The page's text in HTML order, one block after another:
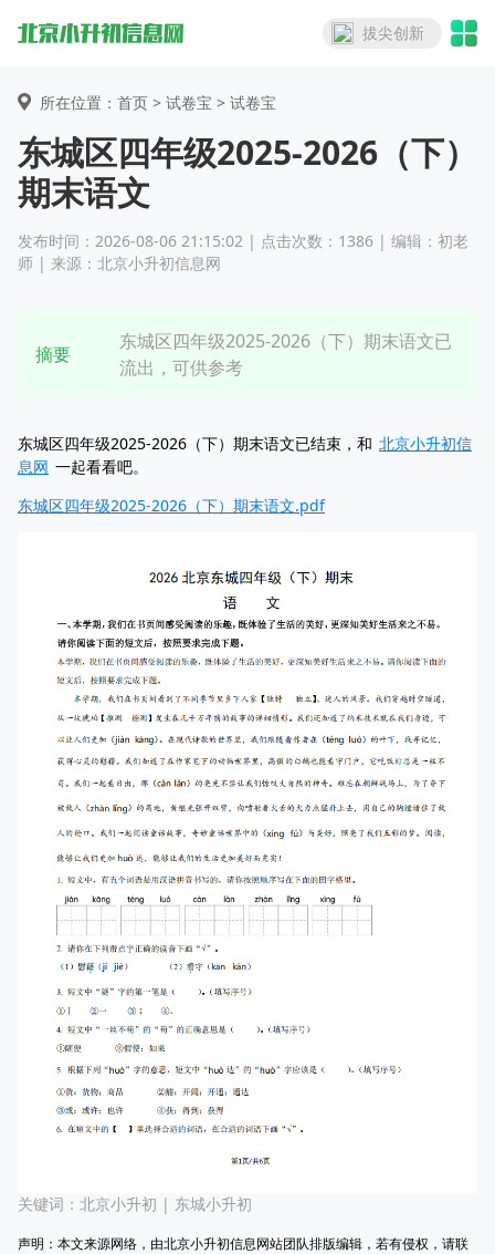
拔尖创新
所在位置：首页 > 试卷宝 > 试卷宝
东城区四年级2025-2026（下）
期末语文
发布时间：2026-08-06 21:15:02 | 点击次数：1386 | 编辑：初老
师 | 来源：北京小升初信息网
摘要
东城区四年级2025-2026（下）期末语文已
流出，可供参考
东城区四年级2025-2026（下）期末语文已结束，和 北京小升初信
息网 一起看看吧。
东城区四年级2025-2026（下）期末语文.pdf
关键词： 北京小升初 | 东城小升初
声明：本文来源网络，由北京小升初信息网站团队排版编辑，若有侵权，请联